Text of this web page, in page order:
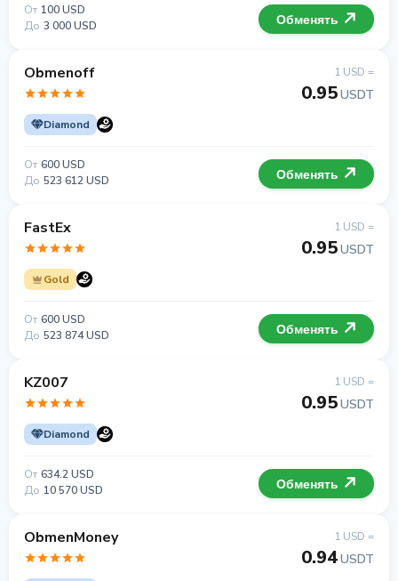
От 100 USD
До 3 000 USD Обменять
Obmenoff
Diamond
1 USD =
0.95USDT
От 600 USD
До 523 612 USD Обменять
FastEx
Gold
1 USD =
0.95USDT
От 600 USD
До 523 874 USD Обменять
KZ007
Diamond
1 USD =
0.95USDT
От 634.2 USD
До 10 570 USD Обменять
ObmenMoney 1 USD =
0.94USDT